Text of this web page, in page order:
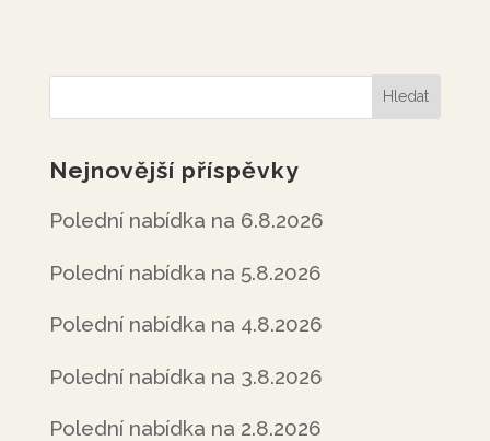
Nejnovější příspěvky
Polední nabídka na 6.8.2026
Polední nabídka na 5.8.2026
Polední nabídka na 4.8.2026
Polední nabídka na 3.8.2026
Polední nabídka na 2.8.2026